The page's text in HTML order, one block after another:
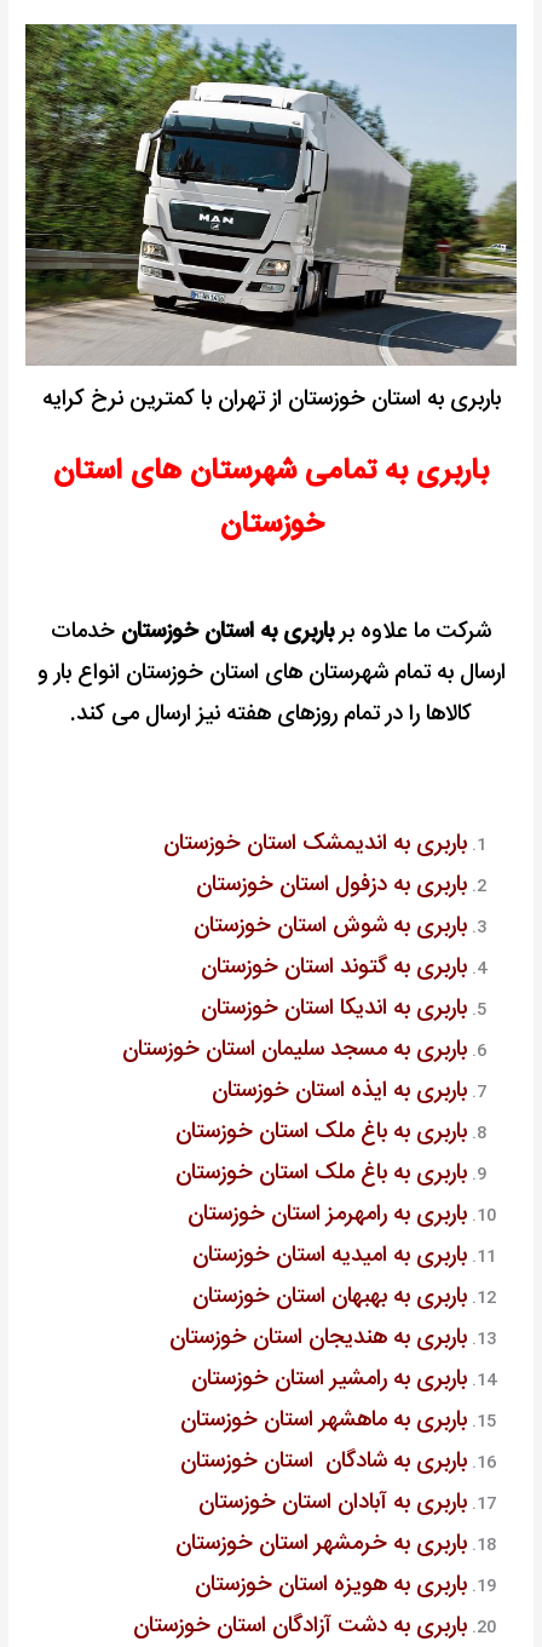
باربری به استان خوزستان از تهران با کمترین نرخ کرایه
باربری به تمامی شهرستان های استان
خوزستان
شرکت ما علاوه برباربری به استان خوزستان خدمات
ارسال به تمام شهرستان های استان خوزستان انواع بار و
کالاها را در تمام روزهای هفته نیز ارسال می کند.
باربری به اندیمشک استان خوزستان
باربری به دزفول استان خوزستان
باربری به شوش استان خوزستان
باربری به گتوند استان خوزستان
باربری به اندیکا استان خوزستان
باربری به مسجد سلیمان استان خوزستان
باربری به ایذه استان خوزستان
باربری به باغ ملک استان خوزستان
باربری به باغ ملک استان خوزستان
باربری به رامهرمز استان خوزستان
باربری به امیدیه استان خوزستان
باربری به بهبهان استان خوزستان
باربری به هندیجان استان خوزستان
باربری به رامشیر استان خوزستان
باربری به ماهشهر استان خوزستان
باربری به شادگان استان خوزستان
باربری به آبادان استان خوزستان
باربری به خرمشهر استان خوزستان
باربری به هویزه استان خوزستان
باربری به دشت آزادگان استان خوزستان